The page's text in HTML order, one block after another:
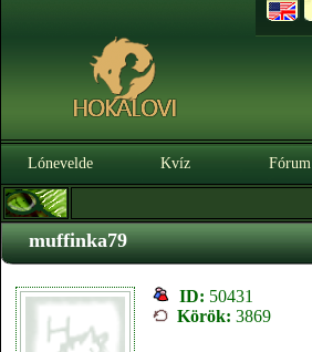
Lónevelde Kvíz Fórum
muffinka79
ID: 50431
Körök: 3869